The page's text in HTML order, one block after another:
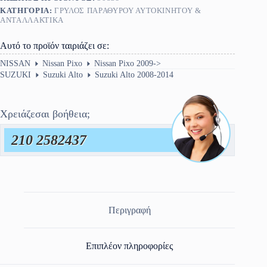
ΚΑΤΗΓΟΡΊΑ:ΓΡΎΛΟΣ ΠΑΡΑΘΎΡΟΥ ΑΥΤΟΚΙΝΉΤΟΥ &
ΑΝΤΑΛΛΑΚΤΙΚΑ
Αυτό το προϊόν ταιριάζει σε:
NISSAN Nissan Pixo
Nissan Pixo 2009->
SUZUKI
Suzuki Alto Suzuki Alto 2008-2014
Χρειάζεσαι βοήθεια;
210 2582437
Περιγραφή
Επιπλέον πληροφορίες